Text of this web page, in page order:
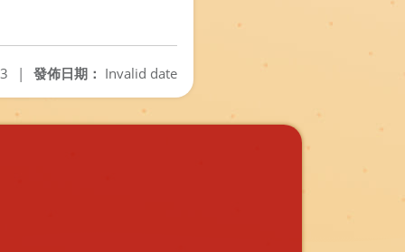
發佈日期： Invalid date
|